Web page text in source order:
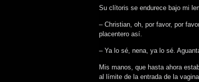
Su clítoris se endurece bajo mi
– Christian, oh, por favor, por
placentero así.
– Ya lo sé, nena, ya lo sé.
Mis manos, que hasta ahora
al límite de la entrada de la